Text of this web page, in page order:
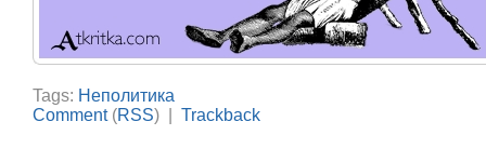
Tags: Неполитика
Comment(RSS) | Trackback